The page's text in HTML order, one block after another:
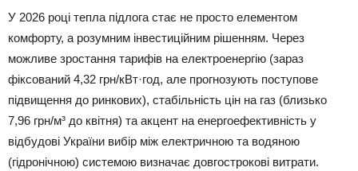
У 2026 році тепла підлога стає не просто елементом
комфорту, а розумним інвестиційним рішенням. Через
можливе зростання тарифів на електроенергію (зараз
фіксований 4,32 грн/кВт·год, але прогнозують поступове
підвищення до ринкових), стабільність цін на газ (близько
7,96 грн/м³ до квітня) та акцент на енергоефективність у
відбудові України вибір між електричною та водяною
(гідронічною) системою визначає довгострокові витрати.